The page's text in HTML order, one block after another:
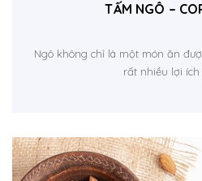
TẤM NGÔ –
Ngô không chỉ là một món ăn
rất nhiều lợi ích